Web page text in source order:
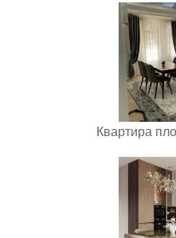
Квартира